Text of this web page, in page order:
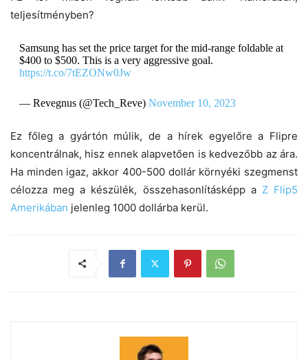
teljesítményben?
Samsung has set the price target for the mid-range foldable at
$400 to $500. This is a very aggressive goal.
https://t.co/7tEZONw0Jw
— Revegnus (@Tech_Reve) November 10, 2023
Ez főleg a gyártón múlik, de a hírek egyelőre a Flipre
koncentrálnak, hisz ennek alapvetően is kedvezőbb az ára.
Ha minden igaz, akkor 400-500 dollár környéki szegmenst
célozza meg a készülék, összehasonlításképp a Z Flip5
Amerikában jelenleg 1000 dollárba kerül.